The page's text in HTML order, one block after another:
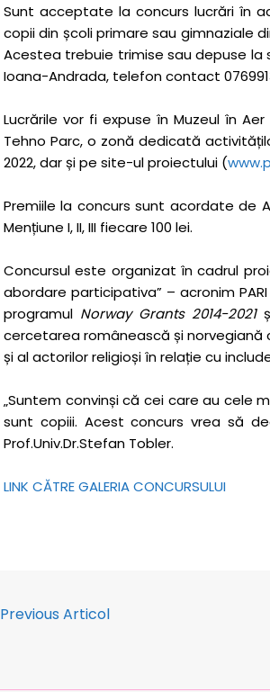
Sunt acceptate la concurs lucrări în
copii din școli primare sau gimnaziale
Acestea trebuie trimise sau depuse la
Ioana-Andrada, telefon contact
Lucrările vor fi expuse în Muzeul în
Tehno Parc, o zonă dedicată
2022, dar și pe site-ul proiectului (
Premiile la concurs sunt acordate de
Mențiune I, II, III fiecare 100 lei.
Concursul este organizat în cadrul
abordare participativa” – acronim
programul Norway Grants 2014-2021
cercetarea românească și norvegiană
și al actorilor religioși în relație cu
„Suntem convinși că cei care au cele
sunt copiii. Acest concurs vrea să
Prof.Univ.Dr.Stefan Tobler.
LINK CĂTRE GALERIA CONCURSULUI
Previous Articol